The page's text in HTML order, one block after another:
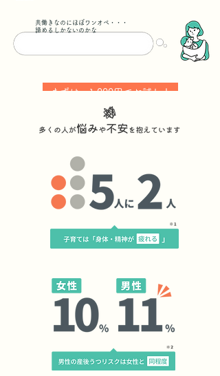
共働きなのにほぼワンオペ・・・
諦めるしかないのかな
​まずは、1,000円でお試し！